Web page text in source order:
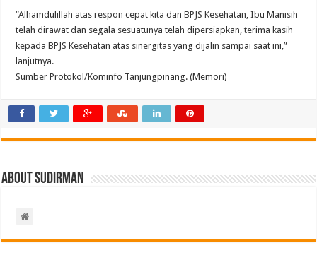
“Alhamdulillah atas respon cepat kita dan BPJS Kesehatan, Ibu Manisih
telah dirawat dan segala sesuatunya telah dipersiapkan, terima kasih
kepada BPJS Kesehatan atas sinergitas yang dijalin sampai saat ini,”
lanjutnya.
Sumber Protokol/Kominfo Tanjungpinang. (Memori)
About Sudirman